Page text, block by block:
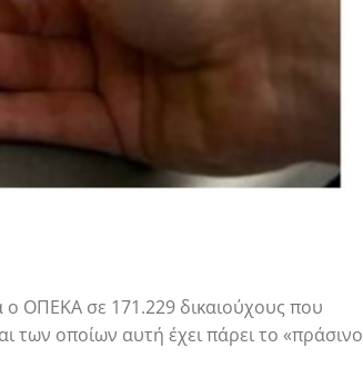
ΟΠΕΚΑ σε 171.229 δικαιούχους που
των οποίων αυτή έχει πάρει το «πράσινο